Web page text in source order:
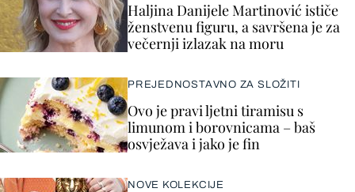
Haljina Danijele Martinović ističe
ženstvenu figuru, a savršena je za
večernji izlazak na moru
PREJEDNOSTAVNO ZA SLOŽITI
Ovo je pravi ljetni tiramisu s
limunom i borovnicama – baš
osvježava i jako je fin
NOVE KOLEKCIJE